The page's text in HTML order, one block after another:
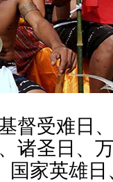
受难日、
诸圣日、
国家英雄